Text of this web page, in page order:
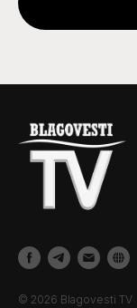
© 2026 Blagovesti TV